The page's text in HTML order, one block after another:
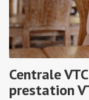
Centrale
prestation